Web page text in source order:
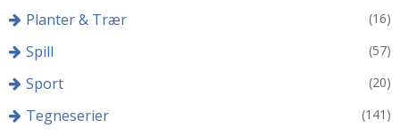
Planter & Trær (16)
Spill (57)
Sport (20)
Tegneserier (141)